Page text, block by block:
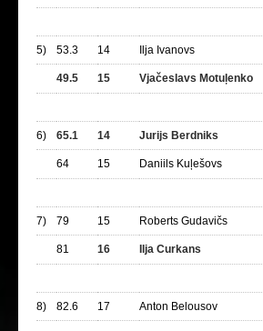
5) 53.3 14 Ilja Ivanovs
49.5 15 Vjačeslavs Motuļenko
6) 65.1 14 Jurijs Berdniks
64 15 Daniils Kuļešovs
7) 79 15 Roberts Gudavičs
81 16 Ilja Curkans
8) 82.6 17 Anton Belousov